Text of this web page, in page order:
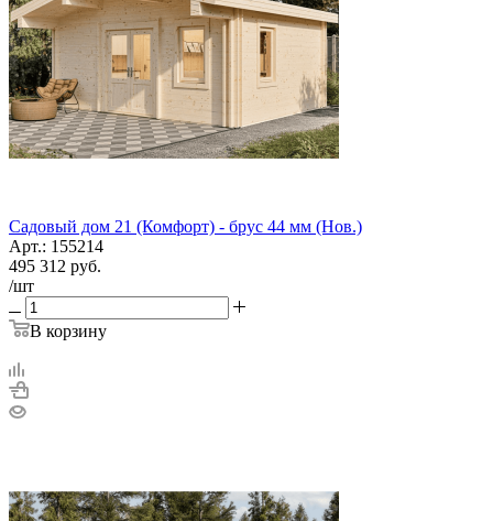
Садовый дом 21 (Комфорт) - брус 44 мм (Нов.)
Арт.: 155214
495 312 руб.
/шт
В корзину